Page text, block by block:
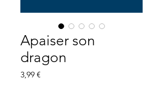
Apaiser son
dragon
3,99 €